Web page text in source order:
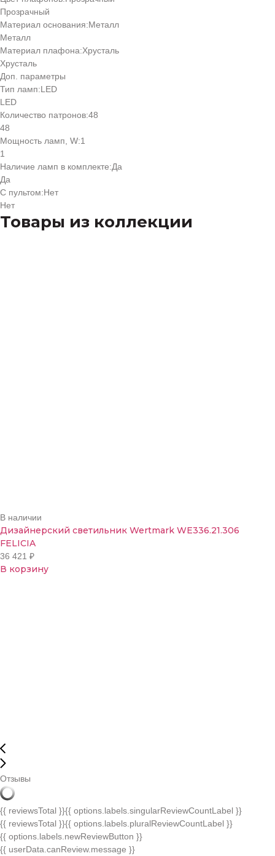
Прозрачный
Материал основания:Металл
Металл
Материал плафона:Хрусталь
Хрусталь
Доп. параметры
Тип ламп:LED
LED
Количество патронов:48
48
Мощность ламп, W:1
1
Наличие ламп в комплекте:Да
Да
С пультом:Нет
Нет
Товары из коллекции
В наличии
Дизайнерский светильник Wertmark WE336.21.306
FELICIA
36 421 ₽
В корзину
Отзывы
{{ reviewsTotal }}{{ options.labels.singularReviewCountLabel }}
{{ reviewsTotal }}{{ options.labels.pluralReviewCountLabel }}
{{ options.labels.newReviewButton }}
{{ userData.canReview.message }}